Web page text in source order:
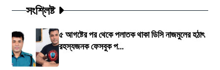
সংশ্লিষ্ট
৫ আগষ্টের পর থেকে পলাতক থাকা ডিসি নাজমুলের হঠাৎ
রহস্যজনক ফেসবুক প...